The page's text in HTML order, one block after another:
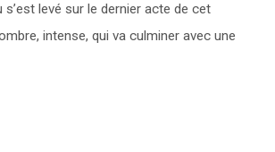
s’est levé sur le dernier acte de cet
intense, qui va culminer avec une